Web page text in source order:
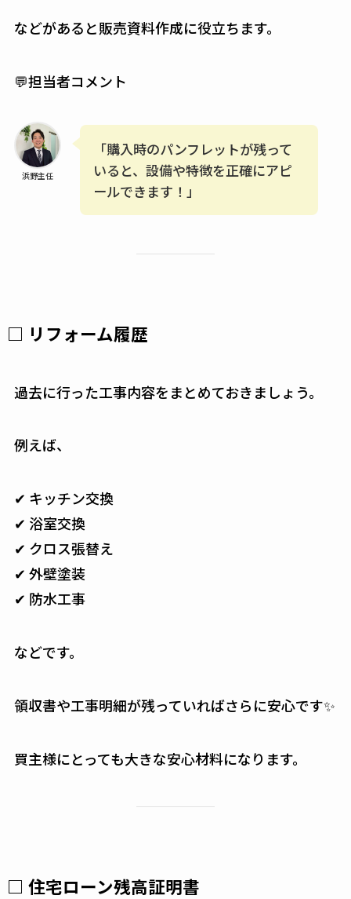
などがあると販売資料作成に役立ちます。
💬担当者コメント
浜野主任
「購入時のパンフレットが残って
いると、設備や特徴を正確にアピ
ールできます！」
□ リフォーム履歴
過去に行った工事内容をまとめておきましょう。
例えば、
✔ キッチン交換
✔ 浴室交換
✔ クロス張替え
✔ 外壁塗装
✔ 防水工事
などです。
領収書や工事明細が残っていればさらに安心です✨
買主様にとっても大きな安心材料になります。
□ 住宅ローン残高証明書